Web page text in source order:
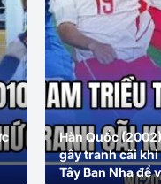
Hàn Quốc
gây tranh cãi khi
Tây Ban Nha để